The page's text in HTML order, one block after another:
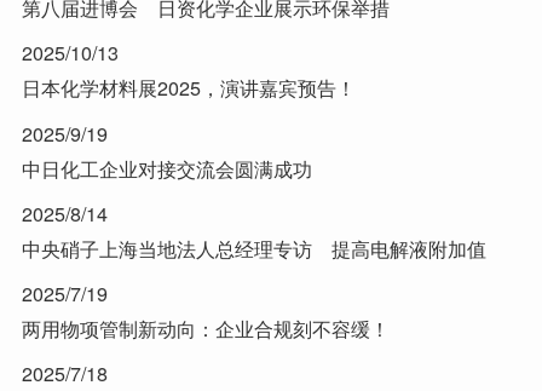
第八届进博会 日资化学企业展示环保举措
2025/10/13
日本化学材料展2025，演讲嘉宾预告！
2025/9/19
中日化工企业对接交流会圆满成功
2025/8/14
中央硝子上海当地法人总经理专访 提高电解液附加值
2025/7/19
两用物项管制新动向：企业合规刻不容缓！
2025/7/18